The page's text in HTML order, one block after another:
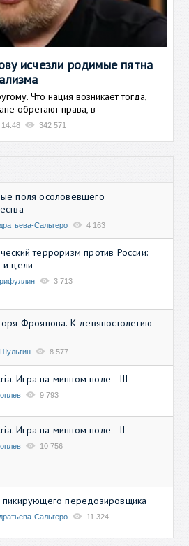
исчезли родимые пятна
Что нация возникает тогда,
обретают права, в
14:48 342 571
поля осоловевшего
Сальгеро 4 163
терроризм против России:
и цели
3 713
Фроянова. К девяностолетию
8 577
Игра на минном поле - III
9 793
Игра на минном поле - II
10 756
пикирующего передозировщика
Сальгеро 11 324